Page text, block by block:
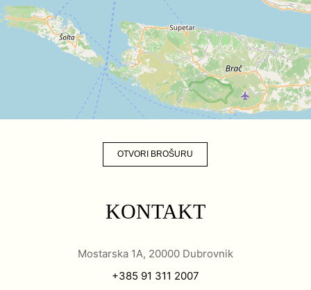
OTVORI BROŠURU
KONTAKT
Mostarska 1A, 20000 Dubrovnik
+385 91 311 2007